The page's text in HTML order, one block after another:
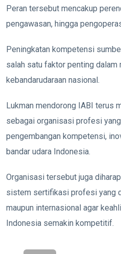
Peran tersebut mencakup
pengawasan, hingga
Peningkatan kompetensi
salah satu faktor penting
kebandarudaraan nasional.
Lukman mendorong IABI terus
sebagai organisasi profesi
pengembangan kompetensi,
bandar udara Indonesia.
Organisasi tersebut juga
sistem sertifikasi profesi yang
maupun internasional agar
Indonesia semakin kompetitif.